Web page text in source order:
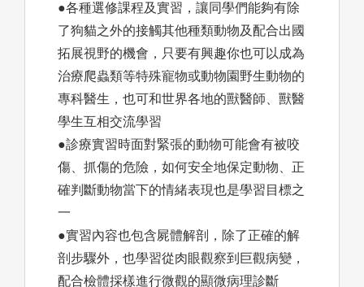
●各種選修課程及實習，讓同學們能夠有除
了狗貓之外的接觸其他種類動物及配合出國
拓展視野的機會，只要有興趣你也可以成為
治療爬蟲類等特殊寵物或動物園野生動物的
專科醫生，也可和世界各地的獸醫師、獸醫
學生互相交流學習
●診療實習時面對緊張的動物可能會有被咬
傷、抓傷的危險，如何安全地保定動物、正
確判斷動物當下的情緒表現也是學習目標之
一
●實習內容也包含屍體解剖，除了正確的解
剖步驟外，也學習從肉眼觀察到巨觀病變，
配合檢體採樣進行微觀的顯微病理診斷